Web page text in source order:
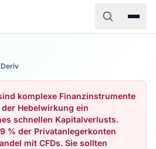
Deriv
komplexe Finanzinstrumente
Hebelwirkung ein
schnellen Kapitalverlusts.
% der Privatanlegerkonten
mit CFDs. Sie sollten